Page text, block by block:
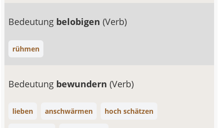
Bedeutung belobigen(Verb)
rühmen
Bedeutung bewundern(Verb)
lieben anschwärmen hoch schätzen